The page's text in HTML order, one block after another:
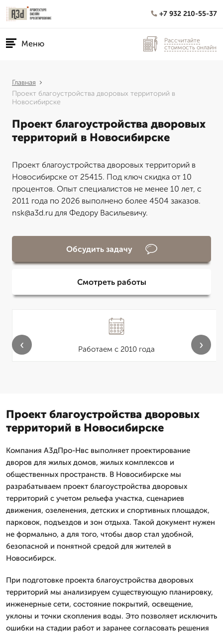
+7 932 210-55-37
Меню
Рассчитайте
стоимость онлайн
Главная
Проект благоустройства дворовых территорий в
Новосибирске
Проект благоустройства дворовых
территорий в Новосибирске
Проект благоустройства дворовых территорий в
Новосибирске от 25415. Под ключ скидка от 10
процентов. Опыт специалистов не менее 10 лет, с
2011 года по 2026 выполнено более 4504 заказов.
nsk@a3d.ru для Федору Васильевичу.
Обсудить задачу
Смотреть работы
Работаем с 2010 года
‹ ›
Проект благоустройства дворовых
территорий в Новосибирске
Компания А3дПро-Нвс выполняет проектирование
дворов для жилых домов, жилых комплексов и
общественных пространств. В Новосибирске мы
разрабатываем проект благоустройства дворовых
территорий с учетом рельефа участка, сценариев
движения, озеленения, детских и спортивных площадок,
парковок, подъездов и зон отдыха. Такой документ нужен
не формально, а для того, чтобы двор стал удобной,
безопасной и понятной средой для жителей в
Новосибирск.
При подготовке проекта благоустройства дворовых
территорий мы анализируем существующую планировку,
инженерные сети, состояние покрытий, освещение,
уклоны и точки скопления воды. Это позволяет исключить
ошибки на стадии работ и заранее согласовать решения